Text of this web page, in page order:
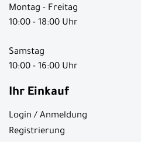
Montag - Freitag
10:00 - 18:00 Uhr
Samstag
10:00 - 16:00 Uhr
Ihr Einkauf
Login / Anmeldung
Registrierung